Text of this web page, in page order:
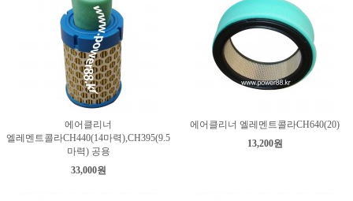
에어클리너
엘레멘트콜라CH440(14마력),CH395(9.5
마력) 공용
33,000원
에어클리너 엘레멘트콜라CH640(20)
13,200원